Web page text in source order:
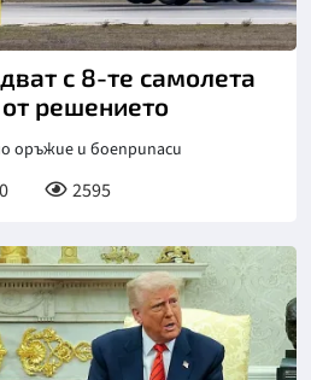
с 8-те самолета
решението
оръжие и боеприпаси
0 2595